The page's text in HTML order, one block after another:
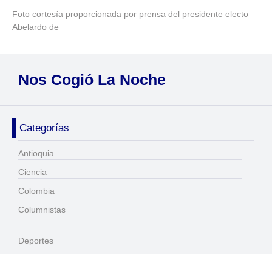
Foto cortesía proporcionada por prensa del presidente electo
Abelardo de
Nos Cogió La Noche
Categorías
Antioquia
Ciencia
Colombia
Columnistas
Deportes